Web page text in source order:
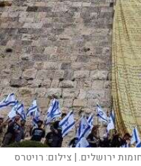
ירושלים. | צילום:רויטרס